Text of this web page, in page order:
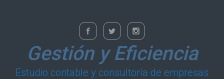
Gestión y Eficiencia
Estudio contable y consultoría de empresas